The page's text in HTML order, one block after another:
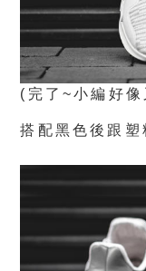
(完了~小編好
搭配黑色後跟塑